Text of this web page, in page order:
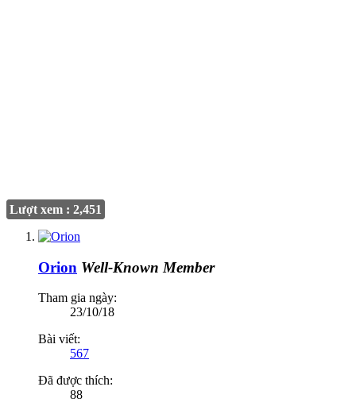
Lượt xem : 2,451
Orion Well-Known Member
Tham gia ngày:
23/10/18
Bài viết:
567
Đã được thích:
88